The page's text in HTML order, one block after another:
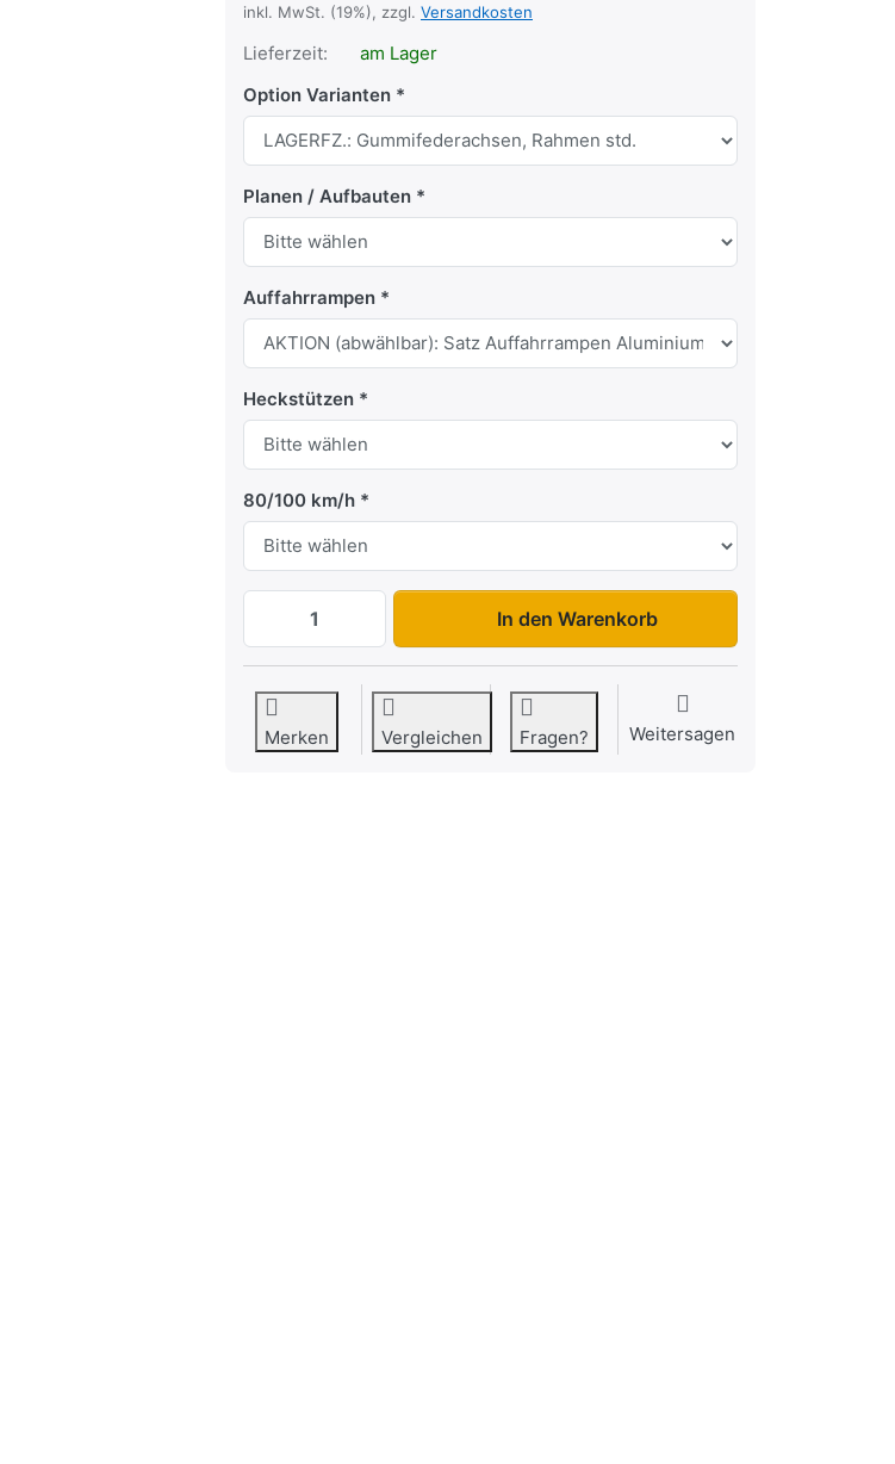
inkl. MwSt. (19%), zzgl. Versandkosten
Lieferzeit:
am Lager
Option Varianten
Planen / Aufbauten
Auffahrrampen
Heckstützen
80/100 km/h
TT 5375 ATB zu 7.725,00 €, Menge 1. Option Varianten:
In den Warenkorb
Merken Vergleichen Fragen? Weitersagen